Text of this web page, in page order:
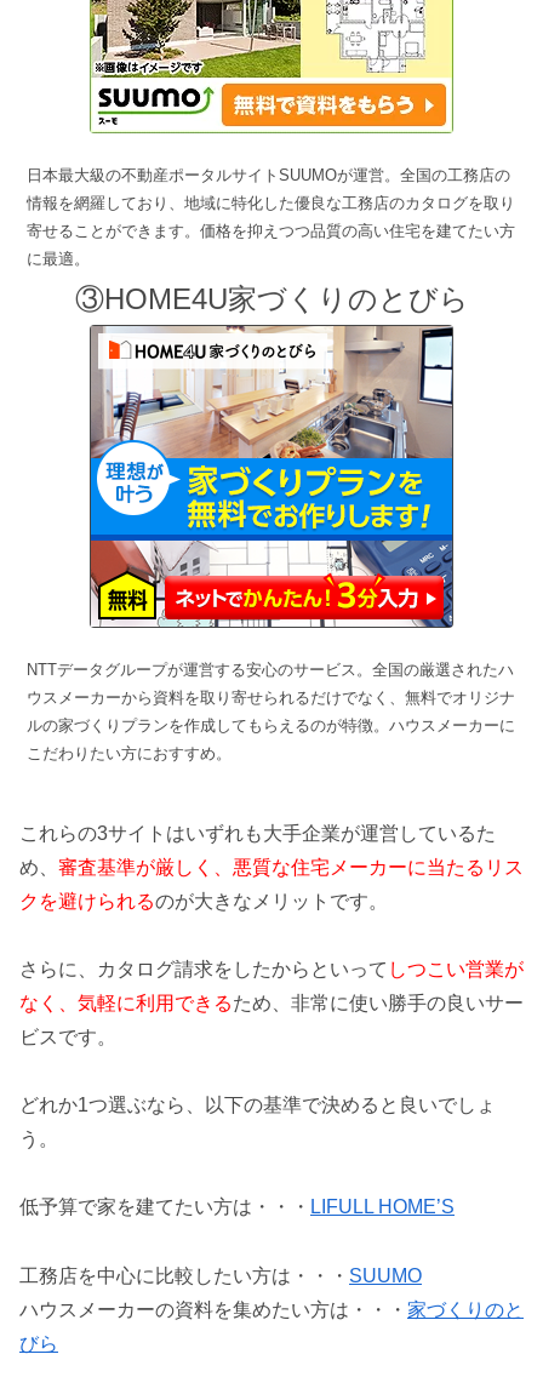
日本最大級の不動産ポータルサイトSUUMOが運営。全国の工務店の
情報を網羅しており、地域に特化した優良な工務店のカタログを取り
寄せることができます。価格を抑えつつ品質の高い住宅を建てたい方
に最適。
③HOME4U家づくりのとびら
NTTデータグループが運営する安心のサービス。全国の厳選されたハ
ウスメーカーから資料を取り寄せられるだけでなく、無料でオリジナ
ルの家づくりプランを作成してもらえるのが特徴。ハウスメーカーに
こだわりたい方におすすめ。
これらの3サイトはいずれも大手企業が運営しているた
め、 審査基準が厳しく、悪質な住宅メーカーに当たるリス
クを避けられるのが大きなメリットです。
さらに、カタログ請求をしたからといって しつこい営業が
なく、気軽に利用できるため、非常に使い勝手の良いサー
ビスです。
どれか1つ選ぶなら、以下の基準で決めると良いでしょ
う。
低予算で家を建てたい方は・・・ LIFULL HOME’S
工務店を中心に比較したい方は・・・ SUUMO
ハウスメーカーの資料を集めたい方は・・・ 家づくりのと
びら